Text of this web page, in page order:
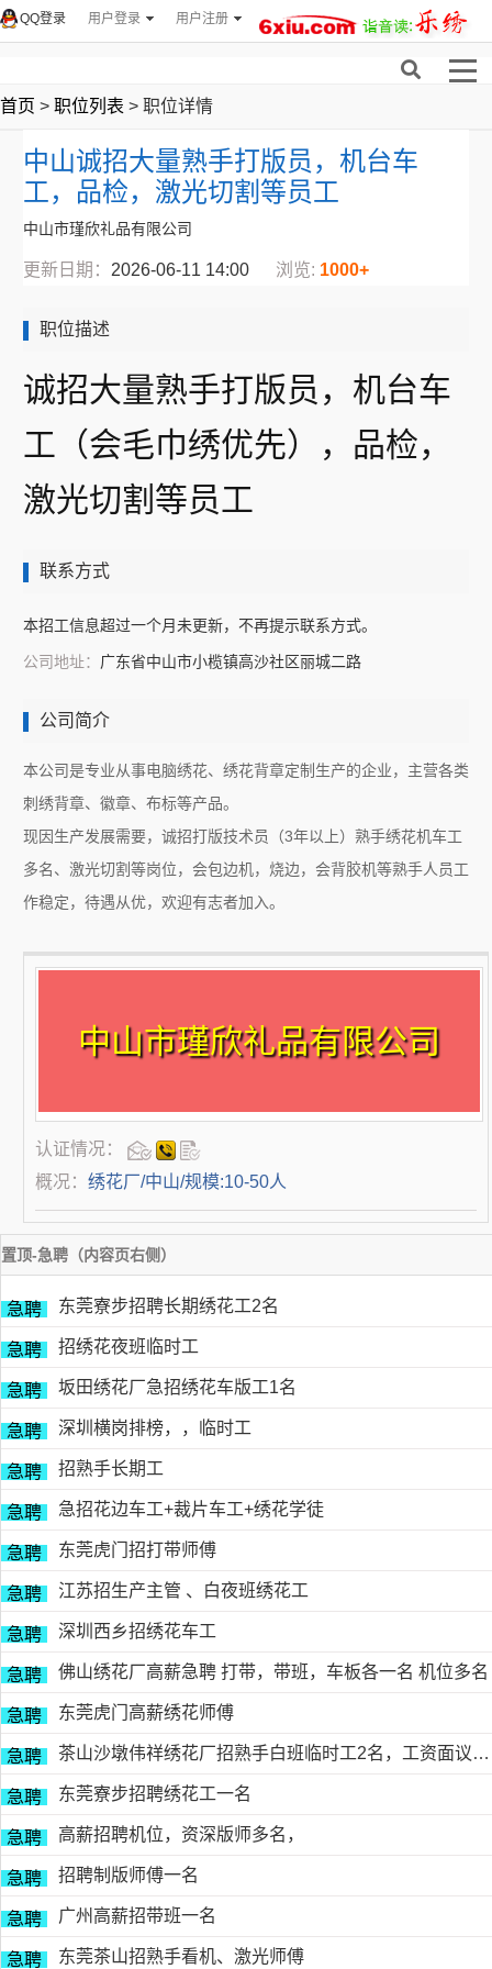
用户登录 用户注册
QQ登录
首页 > 职位列表 > 职位详情
中山诚招大量熟手打版员，机台车
工，品检，激光切割等员工
中山市瑾欣礼品有限公司
更新日期： 2026-06-11 14:00 浏览: 1000+
职位描述
诚招大量熟手打版员，机台车
工（会毛巾绣优先），品检，
激光切割等员工
联系方式
本招工信息超过一个月未更新，不再提示联系方式。
公司地址： 广东省中山市小榄镇高沙社区丽城二路
公司简介
本公司是专业从事电脑绣花、绣花背章定制生产的企业，主营各类
刺绣背章、徽章、布标等产品。
现因生产发展需要，诚招打版技术员（3年以上）熟手绣花机车工
多名、激光切割等岗位，会包边机，烧边，会背胶机等熟手人员工
作稳定，待遇从优，欢迎有志者加入。
中山市瑾欣礼品有限公司
认证情况：
概况： 绣花厂/中山/规模:10-50人
置顶-急聘（内容页右侧）
急聘 东莞寮步招聘长期绣花工2名
急聘 招绣花夜班临时工
急聘 坂田绣花厂急招绣花车版工1名
急聘 深圳横岗排榜，，临时工
急聘 招熟手长期工
急聘 急招花边车工+裁片车工+绣花学徒
急聘 东莞虎门招打带师傅
急聘 江苏招生产主管 、白夜班绣花工
急聘 深圳西乡招绣花车工
急聘 佛山绣花厂高薪急聘 打带，带班，车板各一名 机位多名
急聘 东莞虎门高薪绣花师傅
急聘 茶山沙墩伟祥绣花厂招熟手白班临时工2名，工资面议，包吃住有的请电18676754153黎生
急聘 东莞寮步招聘绣花工一名
急聘 高薪招聘机位，资深版师多名，
急聘 招聘制版师傅一名
急聘 广州高薪招带班一名
急聘 东莞茶山招熟手看机、激光师傅